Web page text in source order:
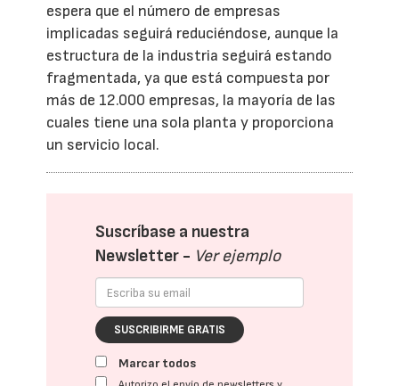
espera que el número de empresas
implicadas seguirá reduciéndose, aunque la
estructura de la industria seguirá estando
fragmentada, ya que está compuesta por
más de 12.000 empresas, la mayoría de las
cuales tiene una sola planta y proporciona
un servicio local.
Suscríbase a nuestra
Newsletter - Ver ejemplo
SUSCRIBIRME GRATIS
Marcar todos